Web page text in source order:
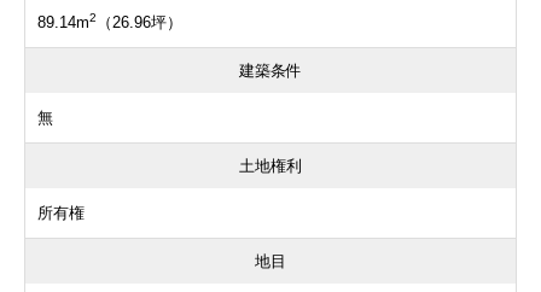
89.14m2 （26.96坪）
建築条件
無
土地権利
所有権
地目